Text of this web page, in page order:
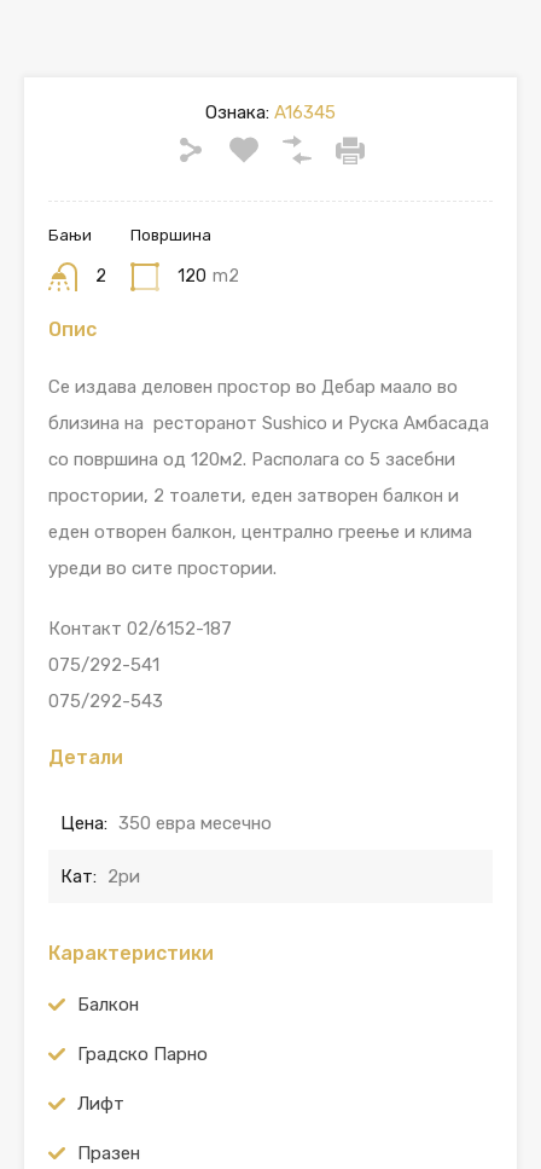
Ознака: A16345
Бањи
2
Површина
120 m2
Опис
Се издава деловен простор во Дебар маало во
близина на ресторанот Sushico и Руска Амбасада
со површина од 120м2. Располага со 5 засебни
простории, 2 тоалети, еден затворен балкон и
еден отворен балкон, централно греење и клима
уреди во сите простории.
Контакт 02/6152-187
075/292-541
075/292-543
Детали
Цена: 350 евра месечно
Кат: 2ри
Карактеристики
Балкон
Градско Парно
Лифт
Празен